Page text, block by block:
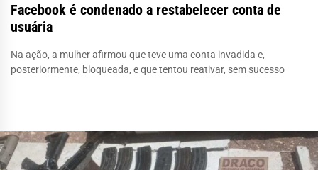
Facebook é condenado a restabelecer conta de
usuária
Na ação, a mulher afirmou que teve uma conta invadida e,
posteriormente, bloqueada, e que tentou reativar, sem sucesso